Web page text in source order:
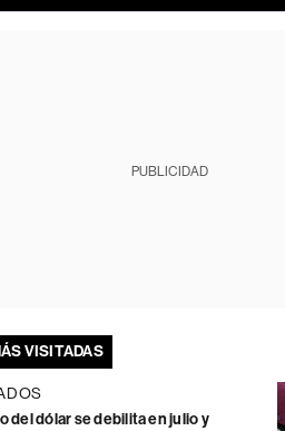
PUBLICIDAD
VISITADAS
del dólar se debilita en julio y